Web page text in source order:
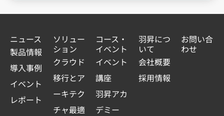
ニュース
製品情報
導入事例
イベント
レポート
ソリュー
ション
クラウド
移行とア
ーキテク
チャ最適
コース・
イベント
イベント
講座
羽昇アカ
デミー
羽昇につ
いて
会社概要
採用情報
お問い合
わせ